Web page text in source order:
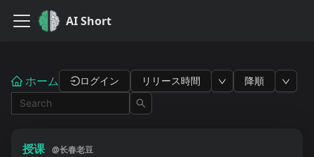
AI Short
ホーム ログイン リリース時間 降順
授课 @长春老豆